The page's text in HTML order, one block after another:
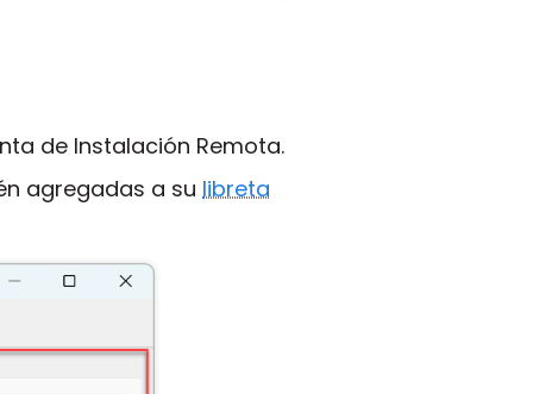
de Instalación Remota.
agregadas a su libreta